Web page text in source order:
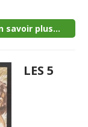
savoir plus...
LES 5